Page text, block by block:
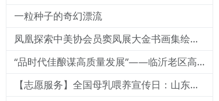
一粒种子的奇幻漂流
凤凰探索中美协会员窦凤展大金书画集绘就艺术传奇
“品时代佳酿谋高质量发展”——临沂老区高质量发展论坛暨贵州茅台酒（精品）主题活动圆满落幕
【志愿服务】全国母乳喂养宣传日：山东医专附属医院志愿者深入社区宣传母乳喂养健康知识